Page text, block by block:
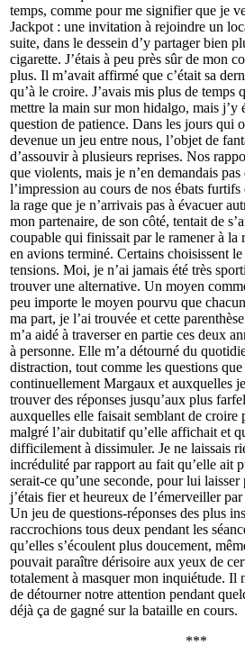
temps, comme pour me signifier que je
Jackpot : une invitation à rejoindre un
suite, dans le dessein d’y partager bien
cigarette. J’étais à peu près sûr de mon
plus. Il m’avait affirmé que c’était sa
qu’à le croire. J’avais mis plus de temps
mettre la main sur mon hidalgo, mais j’y
question de patience. Dans les jours qui
devenue un jeu entre nous, l’objet de
d’assouvir à plusieurs reprises. Nos
que violents, mais je n’en demandais pas
l’impression au cours de nos ébats
la rage que je n’arrivais pas à évacuer
mon partenaire, de son côté, tentait de
coupable qui finissait par le ramener à la
en avions terminé. Certains choisissent
tensions. Moi, je n’ai jamais été très
trouver une alternative. Un moyen
peu importe le moyen pourvu que
ma part, je l’ai trouvée et cette
m’a aidé à traverser en partie ces deux
à personne. Elle m’a détourné du
distraction, tout comme les questions
continuellement Margaux et auxquelles
trouver des réponses jusqu’aux plus
auxquelles elle faisait semblant de croire
malgré l’air dubitatif qu’elle affichait et
difficilement à dissimuler. Je ne laissais
incrédulité par rapport au fait qu’elle ait
serait-ce qu’une seconde, pour lui
j’étais fier et heureux de l’émerveiller
Un jeu de questions-réponses des plus
raccrochions tous deux pendant les
qu’elles s’écoulent plus doucement,
pouvait paraître dérisoire aux yeux de
totalement à masquer mon inquiétude. Il
de détourner notre attention pendant
déjà ça de gagné sur la bataille en cours.
***